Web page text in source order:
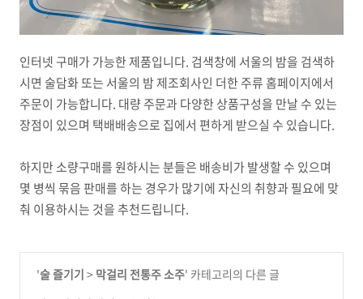
인터넷 구매가 가능한 제품입니다. 검색창에 서울의 밤을 검색하
시면 술담화 또는 서울의 밤 제조회사인 더한 주류 홈페이지에서
주문이 가능합니다. 대량 주문과 다양한 상품구성을 만날 수 있는
장점이 있으며 택배배송으로 집에서 편하게 받으실 수 있습니다.
하지만 소량구매를 원하시는 분들은 배송비가 발생할 수 있으며
몇 병씩 묶음 판매를 하는 경우가 많기에 자신의 취향과 필요에 맞
춰 이용하시는 것을 추천드립니다.
'술 즐기기 > 막걸리 전통주 소주' 카테고리의 다른 글